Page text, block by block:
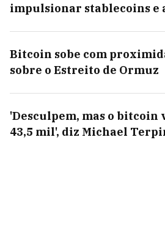
impulsionar stablecoins e
Bitcoin sobe com
sobre o Estreito de Ormuz
'Desculpem, mas o bitcoin
43,5 mil', diz Michael